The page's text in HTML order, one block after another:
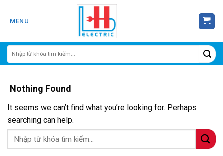
MENU
Nothing Found
It seems we can’t find what you’re looking for. Perhaps
searching can help.